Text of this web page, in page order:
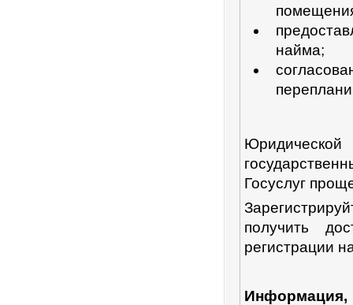
найма;
Госуслуг
получить
регистрации